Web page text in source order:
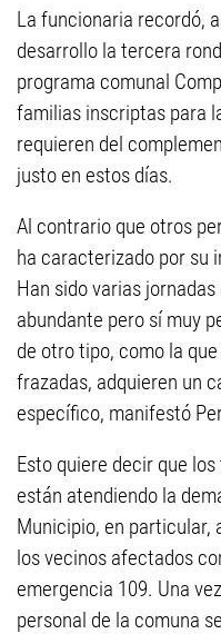
La funcionaria recordó,
desarrollo la tercera
programa comunal
familias inscriptas para
requieren del
justo en estos días.
Al contrario que otros
ha caracterizado por su
Han sido varias
abundante pero sí muy
de otro tipo, como la
frazadas, adquieren un
específico, manifestó
Esto quiere decir que
están atendiendo la
Municipio, en particular,
los vecinos afectados
emergencia 109. Una
personal de la comuna